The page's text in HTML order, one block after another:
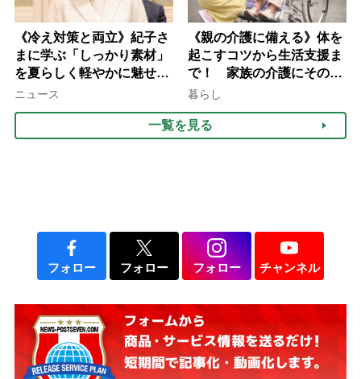
《冷え対策と両立》紀子さ
まに学ぶ「しっかり素材」
を夏らしく軽やかに魅せる
3つの着こなし法則
ニュース
《親の介護に備える》体を
起こすコツから生活支援ま
で！ 家族の介護にそのま
ま活かせる2つの資格
暮らし
一覧を見る
フォロー フォロー フォロー チャンネル